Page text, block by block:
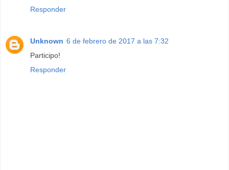
Responder
Unknown 6 de febrero de 2017 a las 7:32
Participo!
Responder